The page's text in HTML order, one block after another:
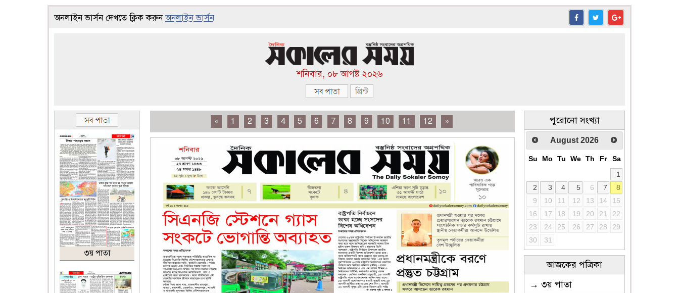
অনলাইন ভার্সন দেখতে ক্লিক করুনঅনলাইন ভার্সন
শনিবার, ০৮ আগষ্ট ২০২৬
৩য় পাতা
« 1 2 3 4 5 6 7 8 9 10 11 12 » পুরোনো সংখ্যা
August 2026
Su Mo Tu We Th Fr
Sa
1
2
3 4 5 6 7
8
9
10 11 12 13 14
15
16
17 18 19 20 21
22
23
24 25 26 27 28
29
30
31
আজকের পত্রিকা
→ ৩য় পাতা